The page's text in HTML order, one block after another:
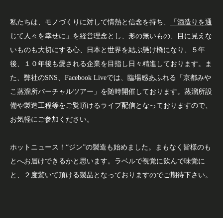
私たちは、モノづくりに対して情熱と信念を持ち、 「 酒造りを通
じて人々を幸せに」 を経営理念とし、形の無いもの、目に見えな
いものも大切にする心、日本と世界を結ぶ懸け橋になり、５年
後、１０年後も愛される企業を目指し日々精進しております。ま
た、弊社のSNS、Facebook Liveでは、臨場感あふれる「京都みや
こ蒸溜所バーチャルツアー」を随時開催しております。蒸溜所設
備や製造工程等をご覧頂けるライブ配信となっておりますので、
お気軽にご参加ください。
ホットニュース！“ジン”の製造も始めました。まもなく皆様のも
とへお届けできるかと思います。ラベルで視覚に飲んで味覚に
と、２度驚いて頂ける製品となっておりますのでご期待下さい。